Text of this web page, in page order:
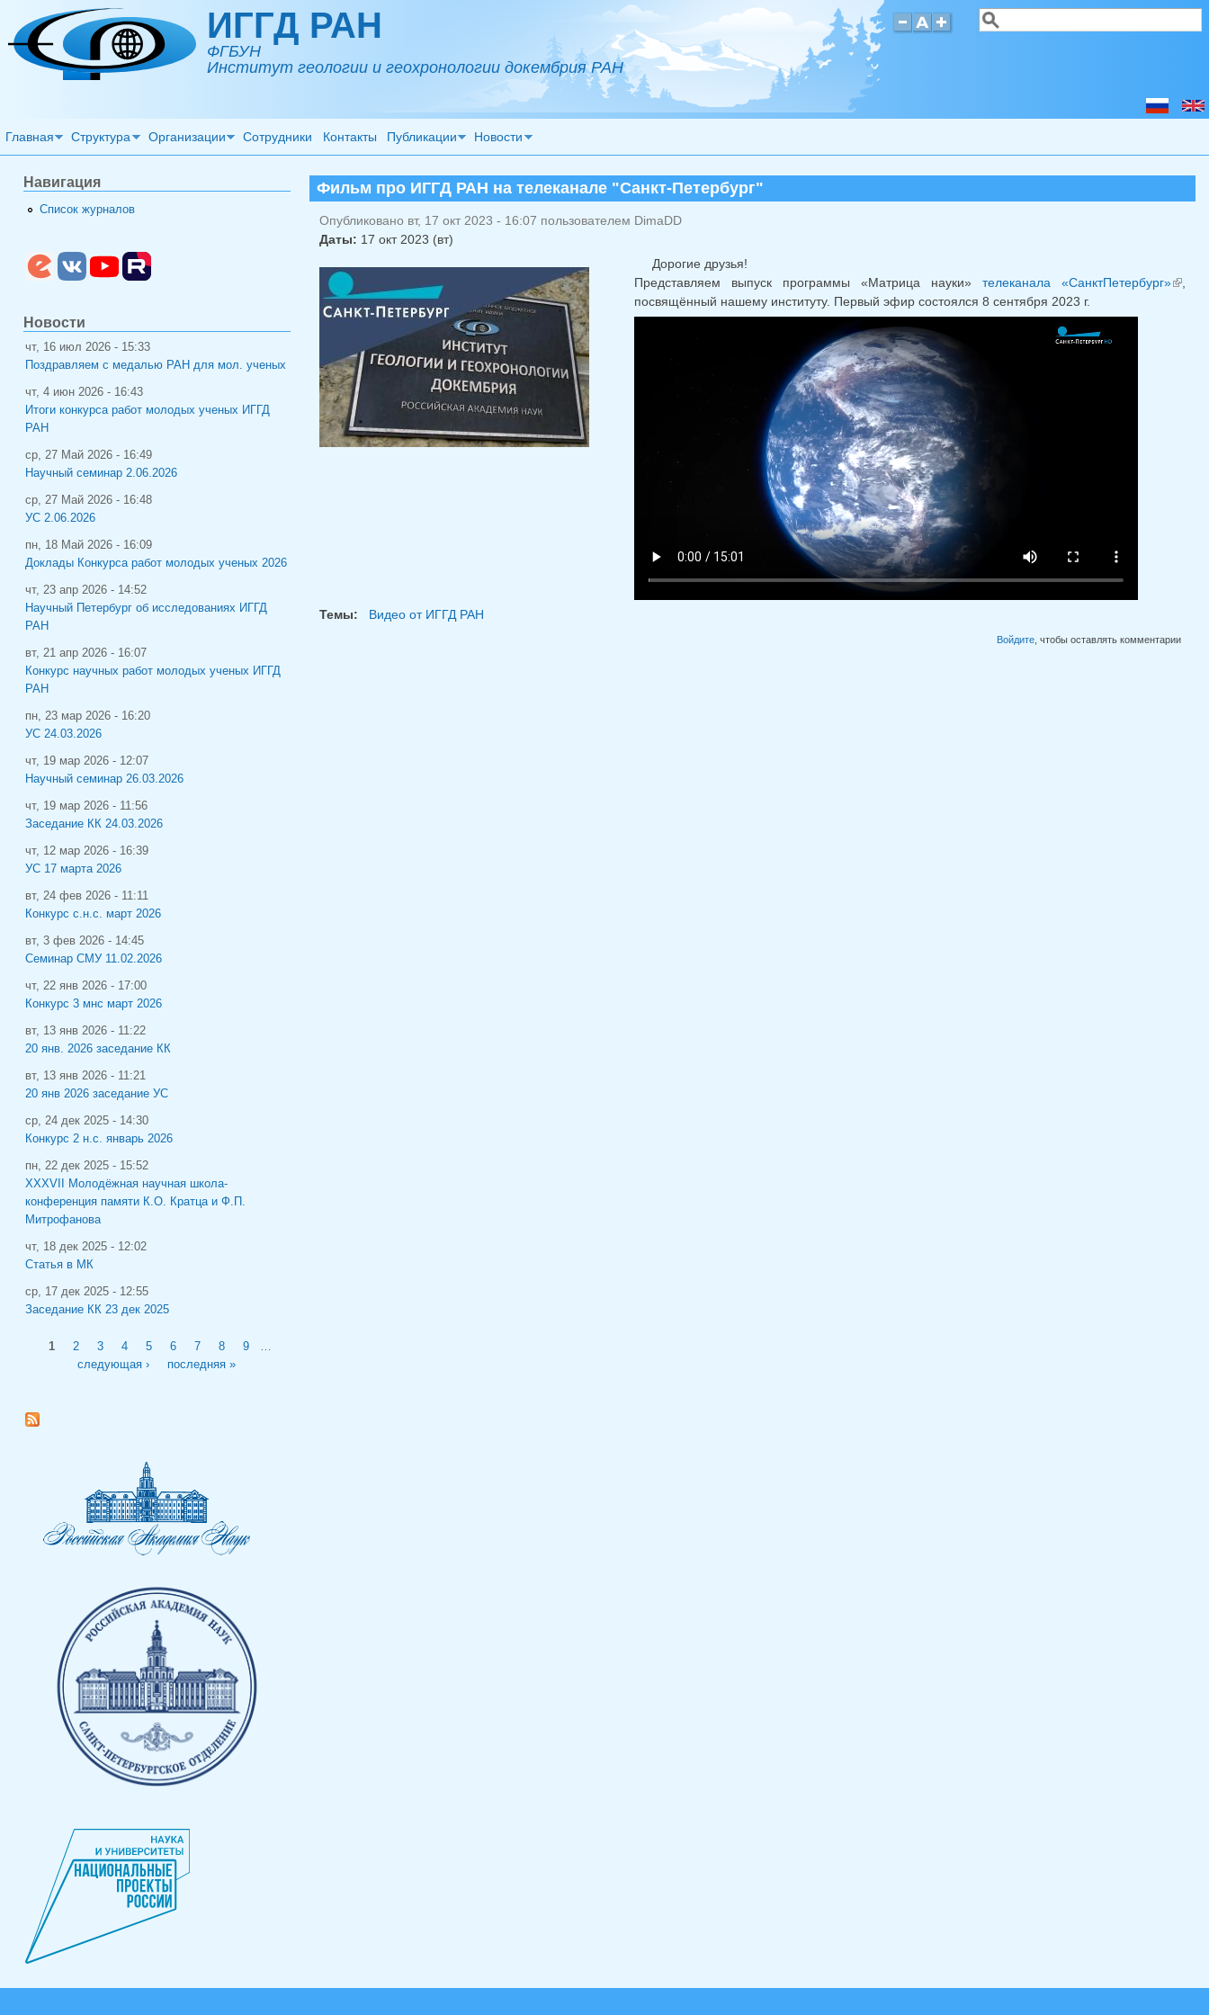
Перейти к основному содержанию ИГГД РАН
ФГБУН
Институт геологии и геохронологии докембрия РАН
Форма поиска
Поиск
Главная Структура Организации Сотрудники Контакты Публикации Новости
Фильм про ИГГД РАН на телеканале "Санкт-Петербург"
Опубликовано вт, 17 окт 2023 - 16:07 пользователем DimaDD
Даты: 17 окт 2023 (вт)
Дорогие друзья!
Представляем выпуск программы «Матрица науки» телеканала «СанктПетербург»
,
посвящённый нашему институту. Первый эфир состоялся 8 сентября 2023 г.
Темы: Видео от ИГГД РАН
Войдите, чтобы оставлять комментарии
Навигация
Список журналов
Новости
чт, 16 июл 2026 - 15:33
Поздравляем с медалью РАН для мол. ученых
чт, 4 июн 2026 - 16:43
Итоги конкурса работ молодых ученых ИГГД
РАН
ср, 27 Май 2026 - 16:49
Научный семинар 2.06.2026
ср, 27 Май 2026 - 16:48
УС 2.06.2026
пн, 18 Май 2026 - 16:09
Доклады Конкурса работ молодых ученых 2026
чт, 23 апр 2026 - 14:52
Научный Петербург об исследованиях ИГГД
РАН
вт, 21 апр 2026 - 16:07
Конкурс научных работ молодых ученых ИГГД
РАН
пн, 23 мар 2026 - 16:20
УС 24.03.2026
чт, 19 мар 2026 - 12:07
Научный семинар 26.03.2026
чт, 19 мар 2026 - 11:56
Заседание КК 24.03.2026
чт, 12 мар 2026 - 16:39
УС 17 марта 2026
вт, 24 фев 2026 - 11:11
Конкурс с.н.с. март 2026
вт, 3 фев 2026 - 14:45
Семинар СМУ 11.02.2026
чт, 22 янв 2026 - 17:00
Конкурс 3 мнс март 2026
вт, 13 янв 2026 - 11:22
20 янв. 2026 заседание КК
вт, 13 янв 2026 - 11:21
20 янв 2026 заседание УС
ср, 24 дек 2025 - 14:30
Конкурс 2 н.с. январь 2026
пн, 22 дек 2025 - 15:52
XXXVII Молодёжная научная школа-
конференция памяти К.О. Кратца и Ф.П.
Митрофанова
чт, 18 дек 2025 - 12:02
Статья в МК
ср, 17 дек 2025 - 12:55
Заседание КК 23 дек 2025
Страницы
1 2 3 4 5 6 7 8 9
следующая ›
последняя »